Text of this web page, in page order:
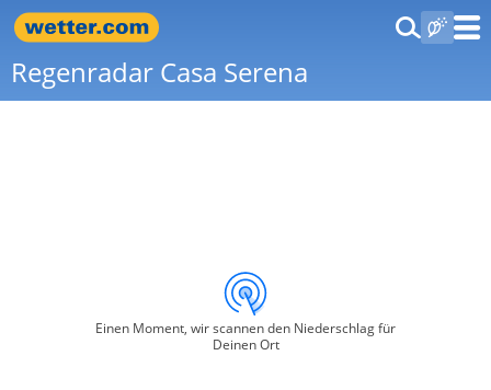
Regenradar Casa Serena
Einen Moment, wir scannen den Niederschlag für
Deinen Ort